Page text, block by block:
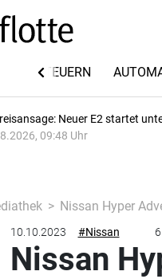
& STEUERN
Neuer E2 startet
09:48 Uhr
Nissan Hyper
10.10.2023 #Nissan
Nissan